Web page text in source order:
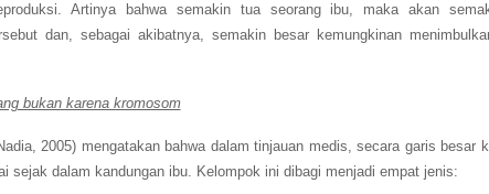
Artinya bahwa semakin tua seorang ibu, maka akan
dan, sebagai akibatnya, semakin besar kemungkinan
bukan karena kromosom
2005) mengatakan bahwa dalam tinjauan medis, secara garis besar
sejak dalam kandungan ibu. Kelompok ini dibagi menjadi empat jenis: